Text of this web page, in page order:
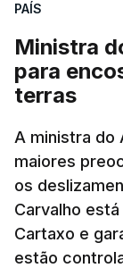
PAÍS
Ministra
para
terras
A ministra do
maiores
os
Carvalho
Cartaxo e
estão